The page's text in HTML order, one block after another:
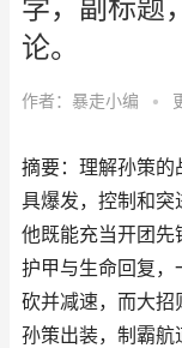
学，副标题
论。
作者： 暴走小编 •
摘要：理解孙策的
具爆发，控制和突
他既能充当开团先
护甲与生命回复，
砍并减速，而大招
孙策出装，制霸航